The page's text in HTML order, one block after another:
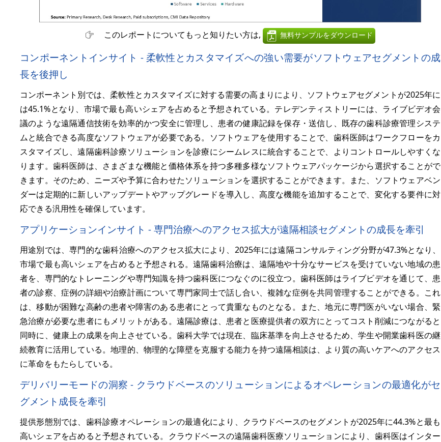
このレポートについてもっと知りたい方は, 無料サンプルをダウンロード
コンポーネントインサイト - 柔軟性とカスタマイズへの強い需要がソフトウェアセグメントの成
長を後押し
コンポーネント別では、柔軟性とカスタマイズに対する需要の高まりにより、ソフトウェアセグメントが2025年に
は45.1%となり、市場で最も高いシェアを占めると予想されている。テレデンティストリーには、ライブビデオ会
議のような遠隔通信技術を効率的かつ安全に管理し、患者の健康記録を保存・送信し、既存の歯科診療管理システ
ムと統合できる高度なソフトウェアが必要である。ソフトウェアを使用することで、歯科医師はワークフローをカ
スタマイズし、遠隔歯科診療ソリューションを診療にシームレスに統合することで、よりコントロールしやすくな
ります。歯科医師は、さまざまな機能と価格体系を持つ多種多様なソフトウェアパッケージから選択することがで
きます。そのため、ニーズや予算に合わせたソリューションを選択することができます。また、ソフトウェアベン
ダーは定期的に新しいアップデートやアップグレードを導入し、高度な機能を追加することで、変化する要件に対
応できる汎用性を確保しています。
アプリケーションインサイト - 専門治療へのアクセス拡大が遠隔相談セグメントの成長を牽引
用途別では、専門的な歯科治療へのアクセス拡大により、2025年には遠隔コンサルティング分野が47.3%となり、
市場で最も高いシェアを占めると予想される。遠隔歯科治療は、遠隔地や十分なサービスを受けていない地域の患
者を、専門的なトレーニングや専門知識を持つ歯科医につなぐのに役立つ。歯科医師はライブビデオを通じて、患
者の診察、症例の詳細や治療計画について専門家同士で話し合い、複雑な症例を共同管理することができる。これ
は、移動が困難な高齢の患者や障害のある患者にとって貴重なものとなる。また、地元に専門医がいない場合、緊
急治療が必要な患者にもメリットがある。遠隔診療は、患者と医療提供者の双方にとってコスト削減につながると
同時に、健康上の成果を向上させている。歯科大学では現在、臨床基準を向上させるため、学生や開業歯科医の継
続教育に活用している。地理的、物理的な障壁を克服する能力を持つ遠隔相談は、より質の高いケアへのアクセス
に革命をもたらしている。
デリバリーモードの洞察 - クラウドベースのソリューションによるオペレーションの最適化がセ
グメント成長を牽引
提供形態別では、歯科診療オペレーションの最適化により、クラウドベースのセグメントが2025年に44.3%と最も
高いシェアを占めると予想されている。クラウドベースの遠隔歯科医療ソリューションにより、歯科医はインター